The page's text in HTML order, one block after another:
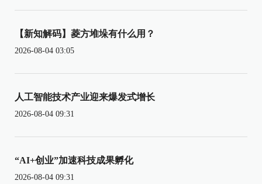
【新知解码】菱方堆垛有什么用？
2026-08-04 03:05
人工智能技术产业迎来爆发式增长
2026-08-04 09:31
“AI+创业”加速科技成果孵化
2026-08-04 09:31